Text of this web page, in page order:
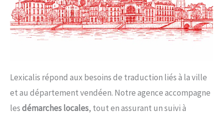
Lexicalis répond aux besoins de traduction liés à la ville
et au département vendéen. Notre agence accompagne
lesdémarches locales, tout en assurant un suivi à